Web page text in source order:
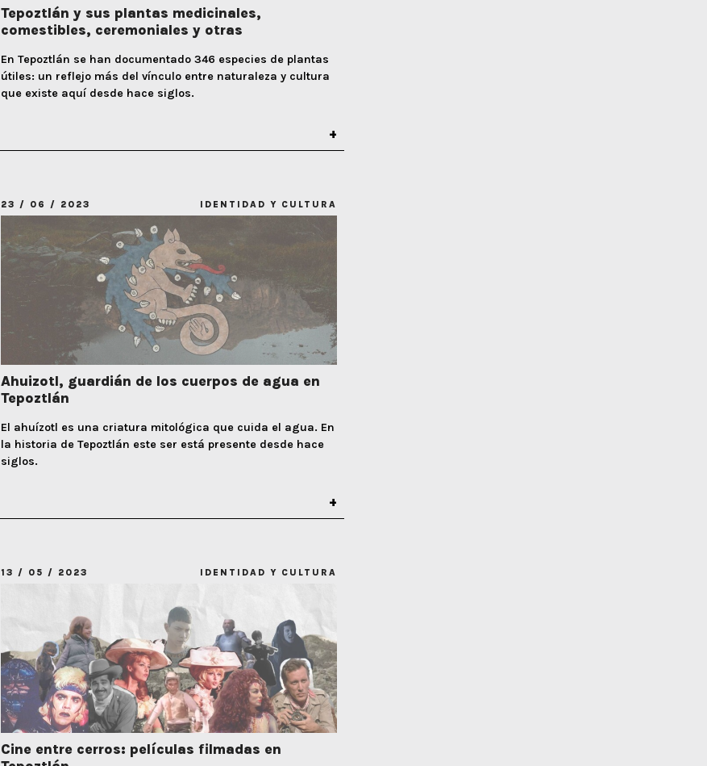
Tepoztlán y sus plantas medicinales,
comestibles, ceremoniales y otras
En Tepoztlán se han documentado 346 especies de plantas
útiles: un reflejo más del vínculo entre naturaleza y cultura
que existe aquí desde hace siglos.
23 / 06 / 2023 IDENTIDAD Y CULTURA
Ahuizotl, guardián de los cuerpos de agua en
Tepoztlán
El ahuízotl es una criatura mitológica que cuida el agua. En
la historia de Tepoztlán este ser está presente desde hace
siglos.
13 / 05 / 2023 IDENTIDAD Y CULTURA
Cine entre cerros: películas filmadas en